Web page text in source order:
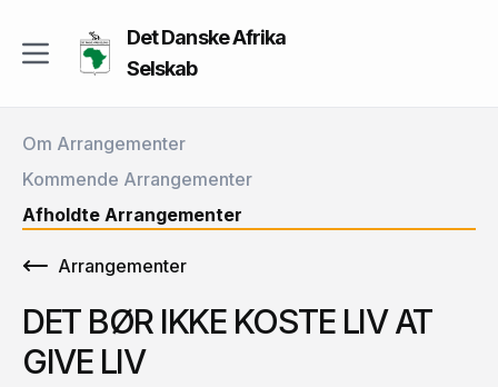
Det Danske Afrika
Selskab
Om Arrangementer
Kommende Arrangementer
Afholdte Arrangementer
Arrangementer
DET BØR IKKE KOSTE LIV AT
GIVE LIV